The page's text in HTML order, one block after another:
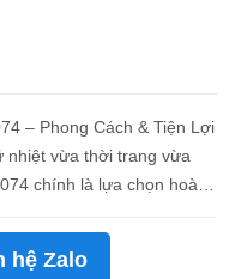
– Phong Cách & Tiện Lợi
nhiệt vừa thời trang vừa
chính là lựa chọn hoàn
hệ Zalo